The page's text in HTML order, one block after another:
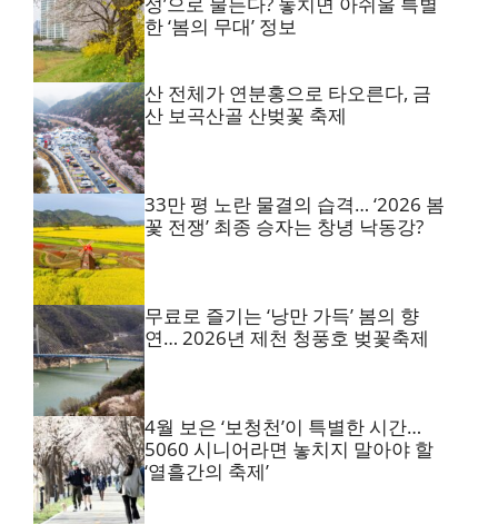
한 ‘봄의 무대’ 정보
산 전체가 연분홍으로 타오른다, 금
산 보곡산골 산벚꽃 축제
33만 평 노란 물결의 습격… ‘2026 봄
꽃 전쟁’ 최종 승자는 창녕 낙동강?
무료로 즐기는 ‘낭만 가득’ 봄의 향
연… 2026년 제천 청풍호 벚꽃축제
4월 보은 ‘보청천’이 특별한 시간…
5060 시니어라면 놓치지 말아야 할
‘열흘간의 축제’